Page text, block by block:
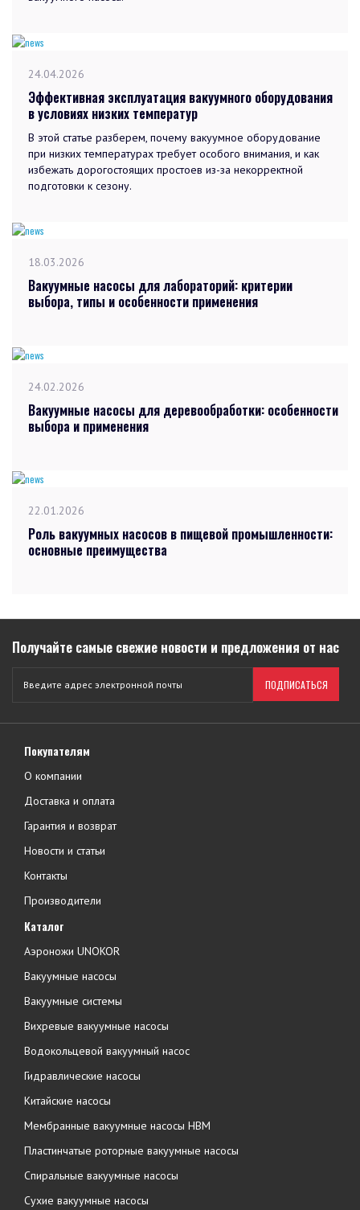
24.04.2026
Эффективная эксплуатация вакуумного оборудования
в условиях низких температур
В этой статье разберем, почему вакуумное оборудование
при низких температурах требует особого внимания, и как
избежать дорогостоящих простоев из-за некорректной
подготовки к сезону.
18.03.2026
Вакуумные насосы для лабораторий: критерии
выбора, типы и особенности применения
24.02.2026
Вакуумные насосы для деревообработки: особенности
выбора и применения
22.01.2026
Роль вакуумных насосов в пищевой промышленности:
основные преимущества
Получайте самые свежие новости и предложения от нас
ПОДПИСАТЬСЯ
Покупателям
О компании
Доставка и оплата
Гарантия и возврат
Новости и статьи
Контакты
Производители
Каталог
Аэроножи UNOKOR
Вакуумные насосы
Вакуумные системы
Вихревые вакуумные насосы
Водокольцевой вакуумный насос
Гидравлические насосы
Китайские насосы
Мембранные вакуумные насосы НВМ
Пластинчатые роторные вакуумные насосы
Спиральные вакуумные насосы
Сухие вакуумные насосы